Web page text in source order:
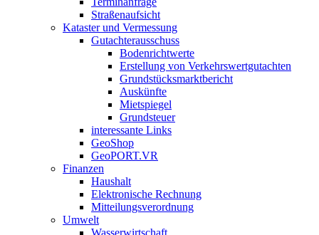
Straßenaufsicht
Kataster und Vermessung
Gutachterausschuss
Bodenrichtwerte
Erstellung von Verkehrswertgutachten
Grundstücksmarktbericht
Auskünfte
Mietspiegel
Grundsteuer
interessante Links
GeoShop
GeoPORT.VR
Finanzen
Haushalt
Elektronische Rechnung
Mitteilungsverordnung
Umwelt
Wasserwirtschaft